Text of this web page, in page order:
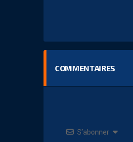
COMMENTAIRES
S’abonner